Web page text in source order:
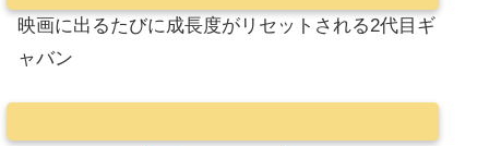
映画に出るたびに成長度がリセットされる2代目ギ
ャバン